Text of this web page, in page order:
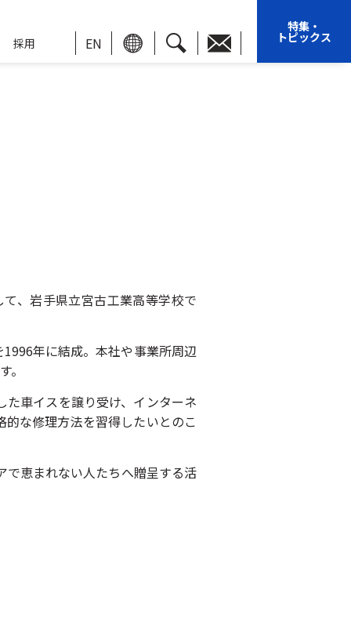
採用 EN
特集・
トピックス
、岩手県立宮古工業高等学校で
年に結成。本社や事業所周辺
。
車イスを譲り受け、インターネ
な修理方法を習得したいとのこ
恵まれない人たちへ贈呈する活